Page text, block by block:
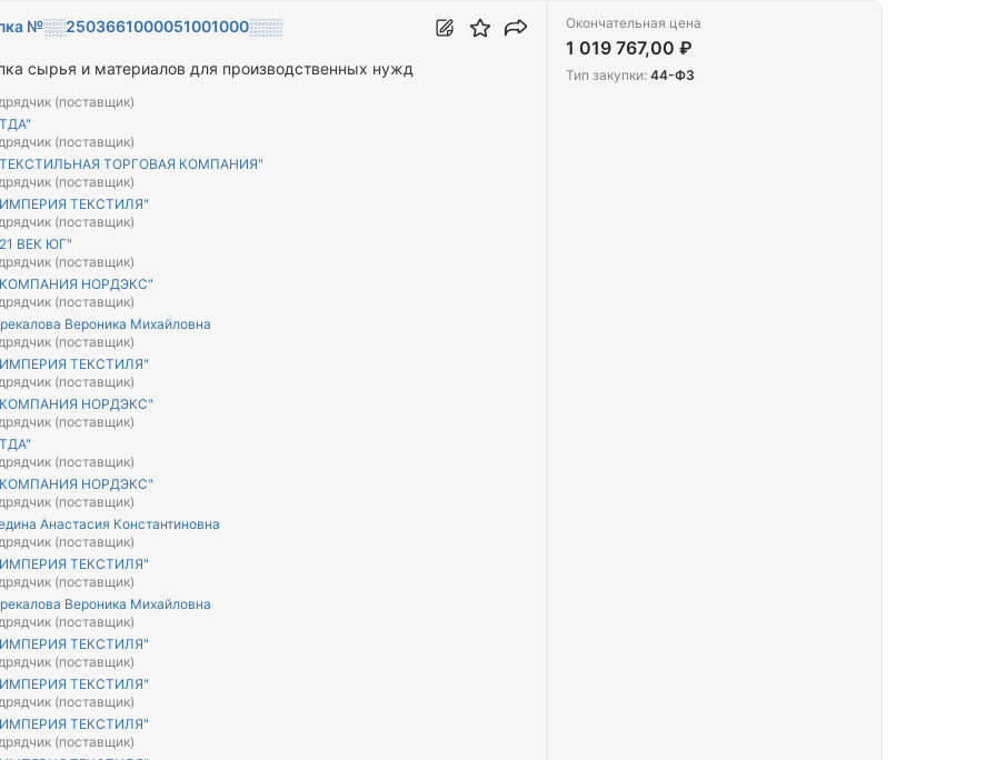
№░░2503661000051001000░░░
сырья и материалов для производственных нужд
(поставщик)
(поставщик)
ТОРГОВАЯ КОМПАНИЯ"
(поставщик)
ТЕКСТИЛЯ"
(поставщик)
ВЕК ЮГ"
(поставщик)
НОРДЭКС"
(поставщик)
Вероника Михайловна
(поставщик)
ТЕКСТИЛЯ"
(поставщик)
НОРДЭКС"
(поставщик)
(поставщик)
НОРДЭКС"
(поставщик)
Анастасия Константиновна
(поставщик)
ТЕКСТИЛЯ"
(поставщик)
Вероника Михайловна
(поставщик)
ТЕКСТИЛЯ"
(поставщик)
ТЕКСТИЛЯ"
(поставщик)
ТЕКСТИЛЯ"
(поставщик)
Окончательная цена
1 019 767,00 ₽
Тип закупки: 44-ФЗ